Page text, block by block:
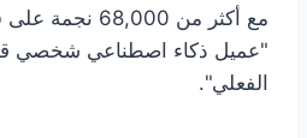
"عميل ذكاء اصطناعي شخصي
الفعلي".